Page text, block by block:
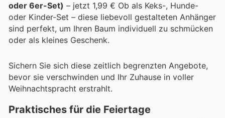
oder 6er-Set) – jetzt 1,99 € Ob als Keks-, Hunde-
oder Kinder-Set – diese liebevoll gestalteten Anhänger
sind perfekt, um Ihren Baum individuell zu schmücken
oder als kleines Geschenk.
Sichern Sie sich diese zeitlich begrenzten Angebote,
bevor sie verschwinden und Ihr Zuhause in voller
Weihnachtspracht erstrahlt.
Praktisches für die Feiertage